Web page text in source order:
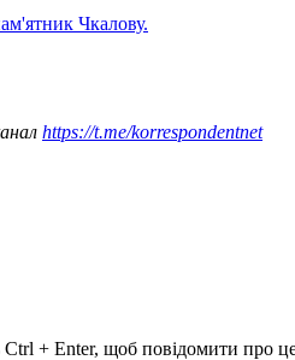
Чкалову.
https://t.me/korrespondentnet
Ctrl + Enter, щоб повідомити про